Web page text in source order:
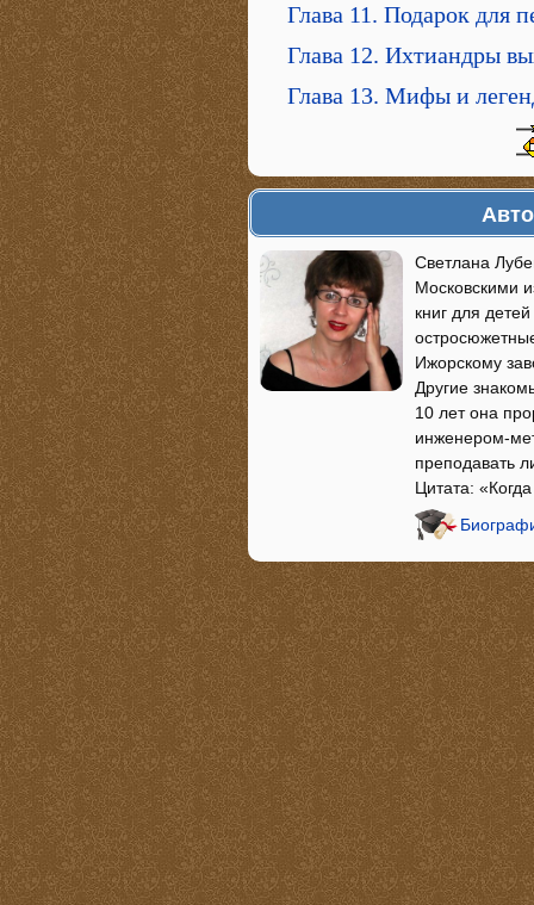
Глава 11. Подарок для
Глава 12. Ихтиандры
Глава 13. Мифы и
Светлана
Московскими
книг для
Ижорскому
Другие
10 лет она
инженером-
преподавать
Цитата: